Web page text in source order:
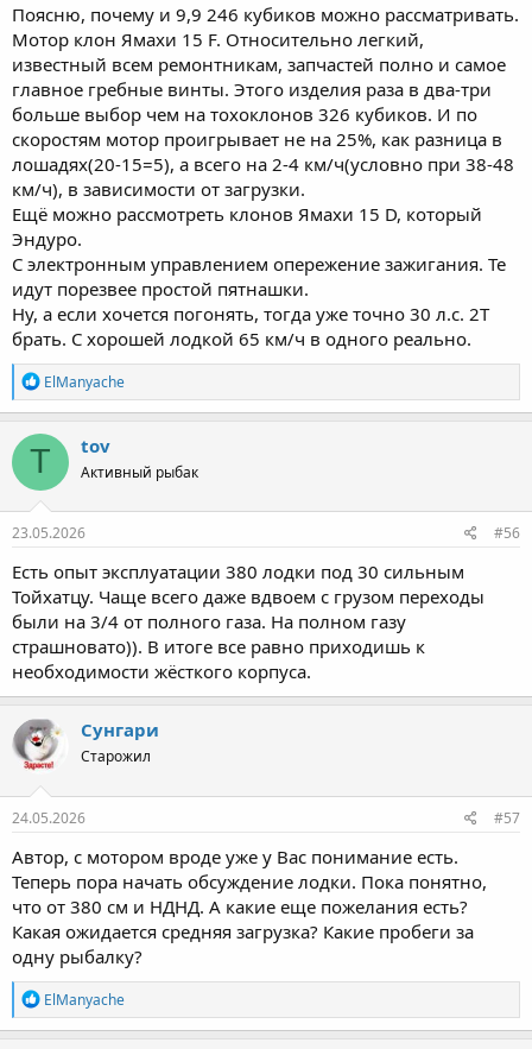
Поясню, почему и 9,9 246 кубиков можно рассматривать.
Мотор клон Ямахи 15 F. Относительно легкий,
известный всем ремонтникам, запчастей полно и самое
главное гребные винты. Этого изделия раза в два-три
больше выбор чем на тохоклонов 326 кубиков. И по
скоростям мотор проигрывает не на 25%, как разница в
лошадях(20-15=5), а всего на 2-4 км/ч(условно при 38-48
км/ч), в зависимости от загрузки.
Ещё можно рассмотреть клонов Ямахи 15 D, который
Эндуро.
С электронным управлением опережение зажигания. Те
идут порезвее простой пятнашки.
Ну, а если хочется погонять, тогда уже точно 30 л.с. 2Т
брать. С хорошей лодкой 65 км/ч в одного реально.
Р
е
а
к
ц
и
:
ElManyache
T tov
Активный рыбак
23.05.2026 #56
Есть опыт эксплуатации 380 лодки под 30 сильным
Тойхатцу. Чаще всего даже вдвоем с грузом переходы
были на 3/4 от полного газа. На полном газу
страшновато)). В итоге все равно приходишь к
необходимости жёсткого корпуса.
Сунгари
Старожил
24.05.2026 #57
Автор, с мотором вроде уже у Вас понимание есть.
Теперь пора начать обсуждение лодки. Пока понятно,
что от 380 см и НДНД. А какие еще пожелания есть?
Какая ожидается средняя загрузка? Какие пробеги за
одну рыбалку?
Р
е
а
ElManyache